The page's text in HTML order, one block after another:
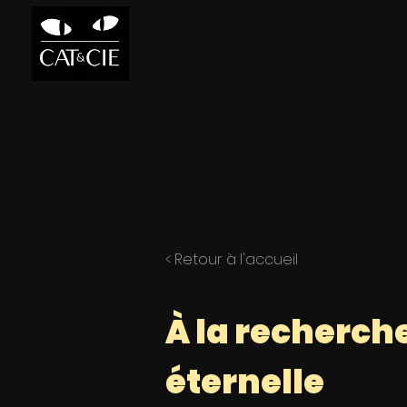
< Retour à l'accueil
À la
éternelle